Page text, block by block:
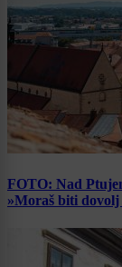
FOTO: Nad
»Moraš biti dovolj